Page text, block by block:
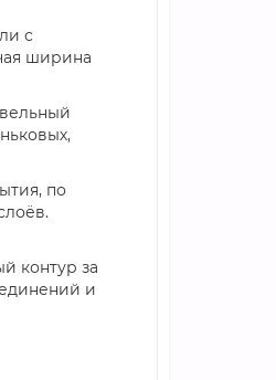
с
ширина
по
контур за
и